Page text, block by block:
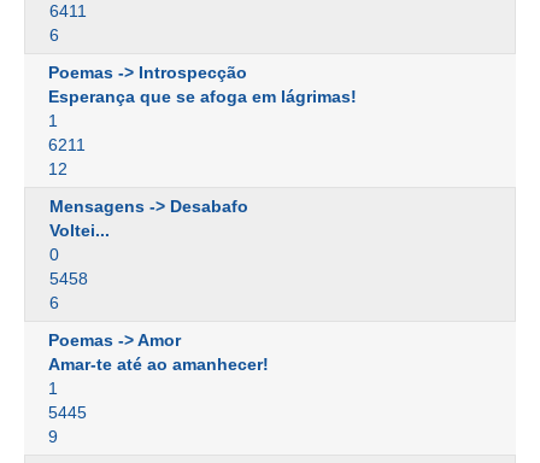
6411
6
Poemas -> Introspecção
Esperança que se afoga em lágrimas!
1
6211
12
Mensagens -> Desabafo
Voltei...
0
5458
6
Poemas -> Amor
Amar-te até ao amanhecer!
1
5445
9